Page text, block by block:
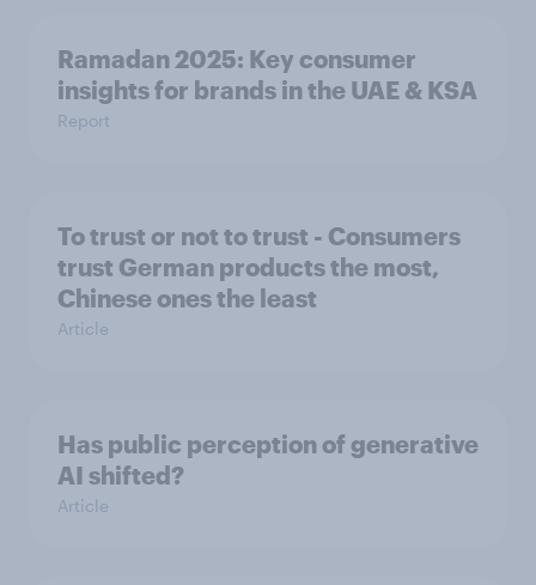
Ramadan 2025: Key consumer
insights for brands in the UAE & KSA
Report
To trust or not to trust - Consumers
trust German products the most,
Chinese ones the least
Article
Has public perception of generative
AI shifted?
Article